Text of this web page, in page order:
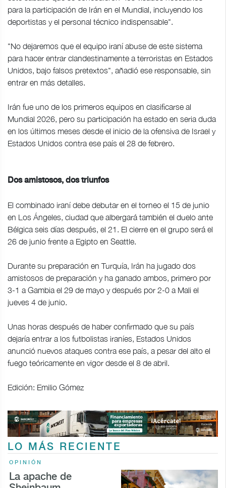
para la participación de Irán en el Mundial, incluyendo los
deportistas y el personal técnico indispensable".
"No dejaremos que el equipo iraní abuse de este sistema
para hacer entrar clandestinamente a terroristas en Estados
Unidos, bajo falsos pretextos", añadió ese responsable, sin
entrar en más detalles.
Irán fue uno de los primeros equipos en clasificarse al
Mundial 2026, pero su participación ha estado en seria duda
en los últimos meses desde el inicio de la ofensiva de Israel y
Estados Unidos contra ese país el 28 de febrero.
Dos amistosos, dos triunfos
El combinado iraní debe debutar en el torneo el 15 de junio
en Los Ángeles, ciudad que albergará también el duelo ante
Bélgica seis días después, el 21. El cierre en el grupo será el
26 de junio frente a Egipto en Seattle.
Durante su preparación en Turquía, Irán ha jugado dos
amistosos de preparación y ha ganado ambos, primero por
3-1 a Gambia el 29 de mayo y después por 2-0 a Mali el
jueves 4 de junio.
Unas horas después de haber confirmado que su país
dejaría entrar a los futbolistas iraníes, Estados Unidos
anunció nuevos ataques contra ese país, a pesar del alto el
fuego teóricamente en vigor desde el 8 de abril.
Edición: Emilio Gómez
LO MÁS RECIENTE
OPINIÓN
La apache de